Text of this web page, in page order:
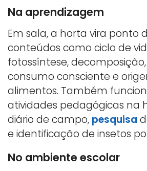
Na aprendizagem
Em sala, a horta vira ponto
conteúdos como ciclo de
fotossíntese,
consumo consciente e
alimentos. Também
atividades pedagógicas na
diário de campo, pesquisa
e identificação de insetos
No ambiente escolar